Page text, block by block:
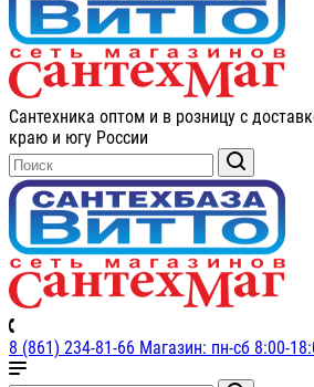
Сантехника оптом и в розницу с
краю и югу России
8 (861) 234-81-66 Магазин: пн-сб 8:00-